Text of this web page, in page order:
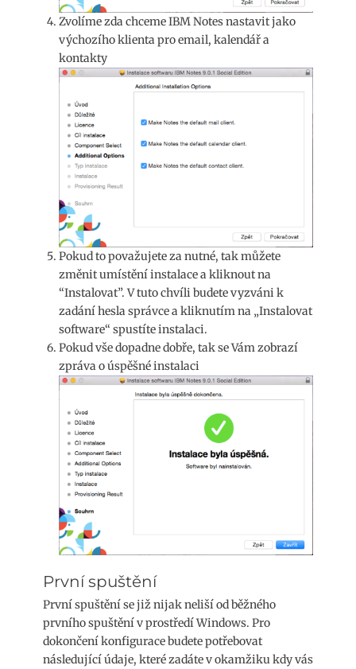
Zvolíme zda chceme IBM Notes nastavit jako
výchozího klienta pro email, kalendář a
kontakty
Pokud to považujete za nutné, tak můžete
změnit umístění instalace a kliknout na
“Instalovat”. V tuto chvíli budete vyzváni k
zadání hesla správce a kliknutím na „Instalovat
software“ spustíte instalaci.
Pokud vše dopadne dobře, tak se Vám zobrazí
zpráva o úspěšné instalaci
První spuštění
První spuštění se již nijak neliší od běžného
prvního spuštění v prostředí Windows. Pro
dokončení konfigurace budete potřebovat
následující údaje, které zadáte v okamžiku kdy vás